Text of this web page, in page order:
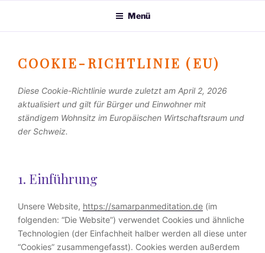
Menü
COOKIE-RICHTLINIE (EU)
Diese Cookie-Richtlinie wurde zuletzt am April 2, 2026
aktualisiert und gilt für Bürger und Einwohner mit
ständigem Wohnsitz im Europäischen Wirtschaftsraum und
der Schweiz.
1. Einführung
Unsere Website, https://samarpanmeditation.de (im
folgenden: “Die Website”) verwendet Cookies und ähnliche
Technologien (der Einfachheit halber werden all diese unter
“Cookies” zusammengefasst). Cookies werden außerdem